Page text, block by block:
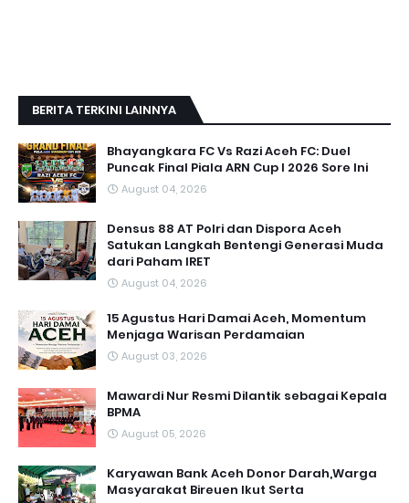
BERITA TERKINI LAINNYA
Bhayangkara FC Vs Razi Aceh FC: Duel
Puncak Final Piala ARN Cup I 2026 Sore Ini
August 04, 2026
Densus 88 AT Polri dan Dispora Aceh
Satukan Langkah Bentengi Generasi Muda
dari Paham IRET
August 04, 2026
15 Agustus Hari Damai Aceh, Momentum
Menjaga Warisan Perdamaian
August 03, 2026
Mawardi Nur Resmi Dilantik sebagai Kepala
BPMA
August 05, 2026
Karyawan Bank Aceh Donor Darah,Warga
Masyarakat Bireuen Ikut Serta